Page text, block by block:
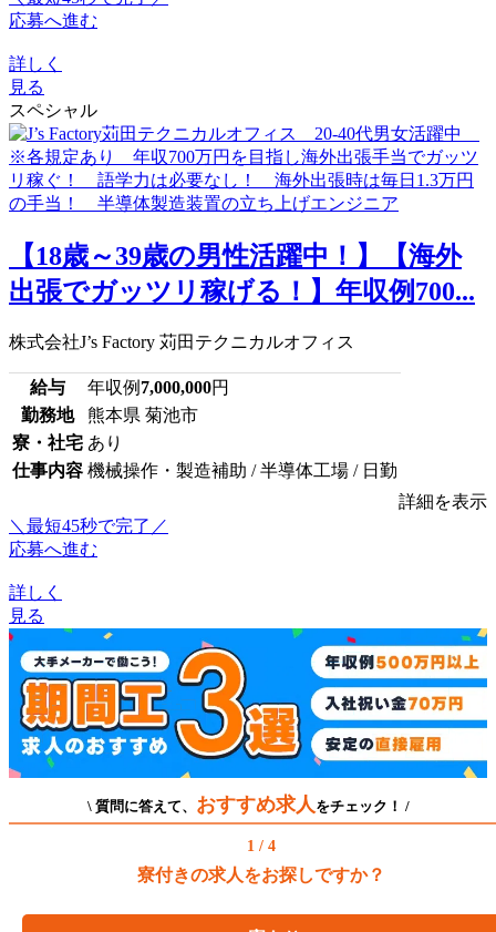
応募へ進む
詳しく
見る
スペシャル
【18歳～39歳の男性活躍中！】【海外
出張でガッツリ稼げる！】年収例700...
株式会社J’s Factory 苅田テクニカルオフィス
給与 年収例 7,000,000円
勤務地
熊本県 菊池市
寮・社宅 あり
仕事内容 機械操作・製造補助 / 半導体工場 / 日勤
詳細を表示
＼最短45秒で完了／
応募へ進む
詳しく
見る
\ 質問に答えて、 おすすめ求人 をチェック！ /
1 / 4
寮付きの求人をお探しですか？